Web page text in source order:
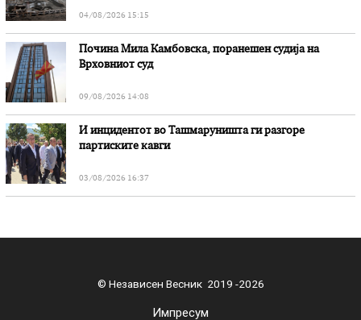
04/08/2026 15:15
Почина Мила Камбовска, поранешен судија на
Врховниот суд
09/08/2026 14:08
И инцидентот во Ташмаруништa ги разгоре
партиските кавги
03/08/2026 16:37
© Независен Весник 2019 -2026
Импресум